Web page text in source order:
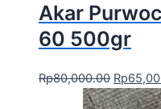
Akar
60 500gr
Rp80,000.00 Rp